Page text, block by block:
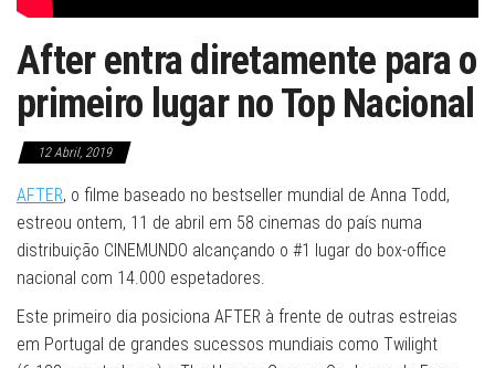
After entra diretamente para o
primeiro lugar no Top Nacional
12 Abril, 2019
AFTER, o filme baseado no bestseller mundial de Anna Todd,
estreou ontem, 11 de abril em 58 cinemas do país numa
distribuição CINEMUNDO alcançando o #1 lugar do box-office
nacional com 14.000 espetadores.
Este primeiro dia posiciona AFTER à frente de outras estreias
em Portugal de grandes sucessos mundiais como Twilight